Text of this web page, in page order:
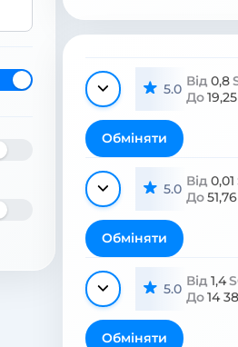
5.0 Від 0,8
До19,25
Обміняти
5.0 Від 0,01
До51,76
Обміняти
5.0 Від 1,4
До14
Обміняти